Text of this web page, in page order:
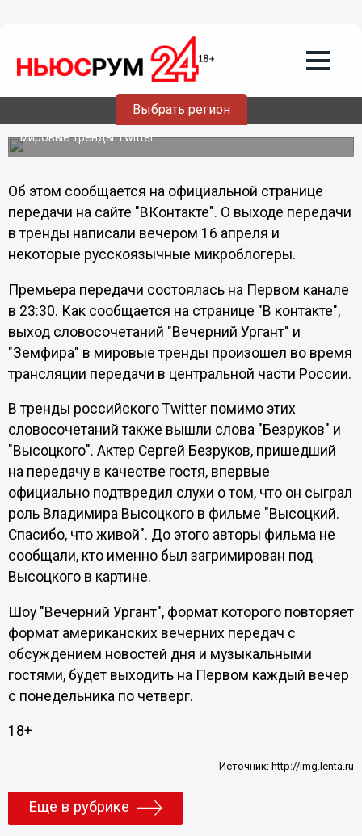
Выбрать регион
"Вечерний Ургант" и Земфира попали в
мировые тренды Twitter
Название шоу "Вечерний Ургант", премьера которого
прошла в понедельник на Первом канале, и певица
Земфира, пришедшая на передачу в качестве гостя,
вечером 16 апреля на несколько минут попали в
мировые тренды Twitter.
Об этом сообщается на официальной странице
передачи на сайте "ВКонтакте". О выходе передачи
в тренды написали вечером 16 апреля и
некоторые русскоязычные микроблогеры.
Премьера передачи состоялась на Первом канале
в 23:30. Как сообщается на странице "В контакте",
выход словосочетаний "Вечерний Ургант" и
"Земфира" в мировые тренды произошел во время
трансляции передачи в центральной части России.
В тренды российского Twitter помимо этих
словосочетаний также вышли слова "Безруков" и
"Высоцкого". Актер Сергей Безруков, пришедший
на передачу в качестве гостя, впервые
официально подтвредил слухи о том, что он сыграл
роль Владимира Высоцкого в фильме "Высоцкий.
Спасибо, что живой". До этого авторы фильма не
сообщали, кто именно был загримирован под
Высоцкого в картине.
Шоу "Вечерний Ургант", формат которого повторяет
формат американских вечерних передач с
обсуждением новостей дня и музыкальными
гостями, будет выходить на Первом каждый вечер
с понедельника по четверг.
18+
Источник: http://img.lenta.ru
Еще в рубрике